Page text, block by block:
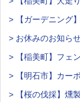
> 【ガーデニング
> お休みのお知らせ
> 【稲美町】フェ
> 【明石市】カー
> 【桜の伐採】燻